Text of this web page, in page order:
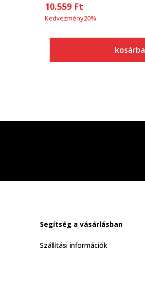
10.559 Ft
Kedvezmény20%
kosárba
Segítség a vásárlásban
Szállítási információk